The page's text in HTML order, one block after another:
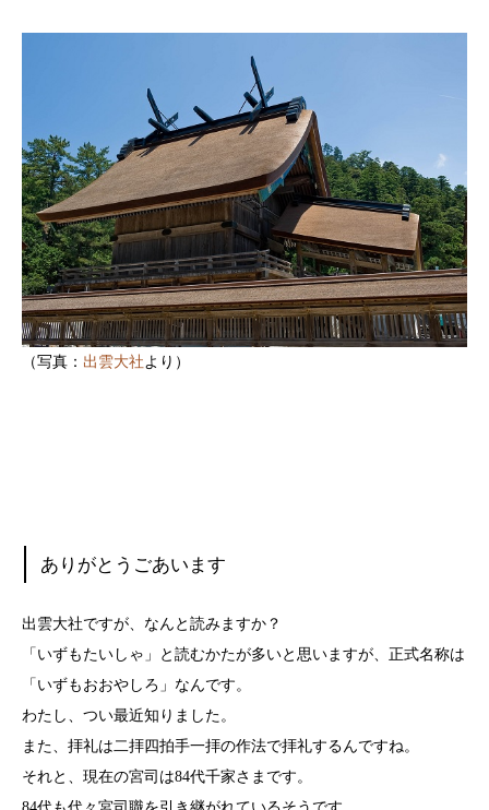
（写真： 出雲大社より）
ありがとうごあいます
出雲大社ですが、なんと読みますか？
「いずもたいしゃ」と読むかたが多いと思いますが、正式名称は
「いずもおおやしろ」なんです。
わたし、つい最近知りました。
また、拝礼は二拝四拍手一拝の作法で拝礼するんですね。
それと、現在の宮司は84代千家さまです。